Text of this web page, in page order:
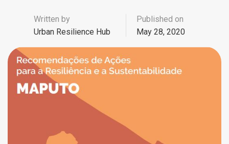
Written by
Urban Resilience Hub
Published on
May 28, 2020